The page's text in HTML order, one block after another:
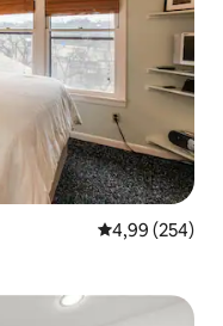
4,99 de uma
4,99 (254)